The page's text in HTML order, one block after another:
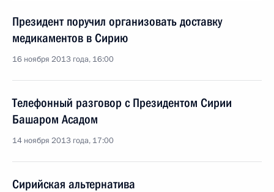
Президент поручил организовать доставку
медикаментов в Сирию
16 ноября 2013 года, 16:00
Телефонный разговор с Президентом Сирии
Башаром Асадом
14 ноября 2013 года, 17:00
Сирийская альтернатива